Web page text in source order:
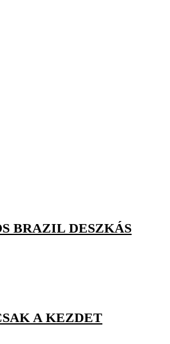
BRAZIL DESZKÁS
A KEZDET